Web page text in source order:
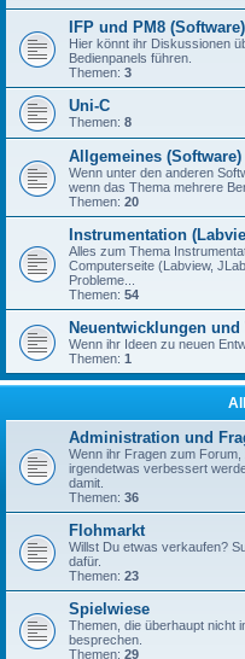
IFP und PM8 (Software)
Hier könnt ihr Diskussionen
Bedienpanels führen.
Themen: 3
Uni-C
Themen: 8
Allgemeines (Software)
Wenn unter den anderen
wenn das Thema mehrere
Themen: 20
Instrumentation
Alles zum Thema
Computerseite (Labview,
Probleme...
Themen: 54
Neuentwicklungen und
Wenn ihr Ideen zu neuen
Themen: 1
Administration und
Wenn ihr Fragen zum
irgendetwas verbessert
damit.
Themen: 36
Flohmarkt
Willst Du etwas verkaufen?
dafür.
Themen: 23
Spielwiese
Themen, die überhaupt nicht
besprechen.
Themen: 29